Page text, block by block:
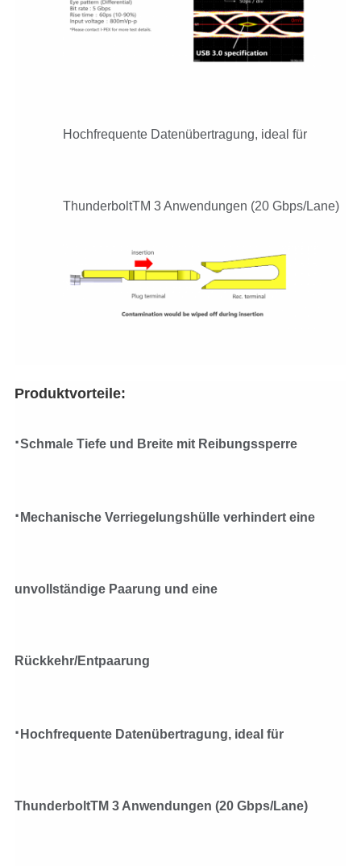
Hochfrequente Datenübertragung, ideal für
ThunderboltTM 3 Anwendungen (20 Gbps/Lane)
Produktvorteile:
·Schmale Tiefe und Breite mit Reibungssperre
· Mechanische Verriegelungshülle verhindert eine
unvollständige Paarung und eine
Rückkehr/Entpaarung
· Hochfrequente Datenübertragung, ideal für
ThunderboltTM 3 Anwendungen (20 Gbps/Lane)